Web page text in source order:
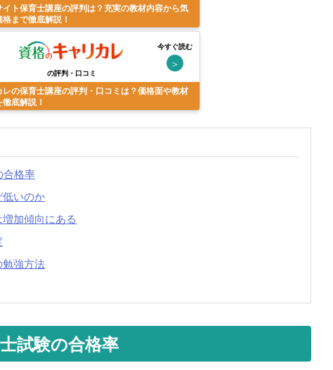
イト保育士講座の評判は？充実の教材内容から気
まで徹底解説！
の評判・口コミ
今すぐ読む
＞
レの保育士講座の評判・口コミは？価格面や教材
底解説！
合格率
いのか
加傾向にある
強方法
試験の合格率